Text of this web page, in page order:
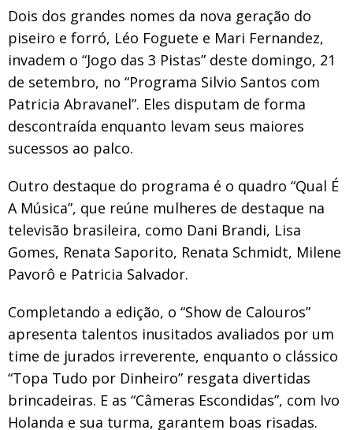
Dois dos grandes nomes da nova geração do
piseiro e forró, Léo Foguete e Mari Fernandez,
invadem o “Jogo das 3 Pistas” deste domingo, 21
de setembro, no “Programa Silvio Santos com
Patricia Abravanel”. Eles disputam de forma
descontraída enquanto levam seus maiores
sucessos ao palco.
Outro destaque do programa é o quadro “Qual É
A Música”, que reúne mulheres de destaque na
televisão brasileira, como Dani Brandi, Lisa
Gomes, Renata Saporito, Renata Schmidt, Milene
Pavorô e Patricia Salvador.
Completando a edição, o “Show de Calouros”
apresenta talentos inusitados avaliados por um
time de jurados irreverente, enquanto o clássico
“Topa Tudo por Dinheiro” resgata divertidas
brincadeiras. E as “Câmeras Escondidas”, com Ivo
Holanda e sua turma, garantem boas risadas.